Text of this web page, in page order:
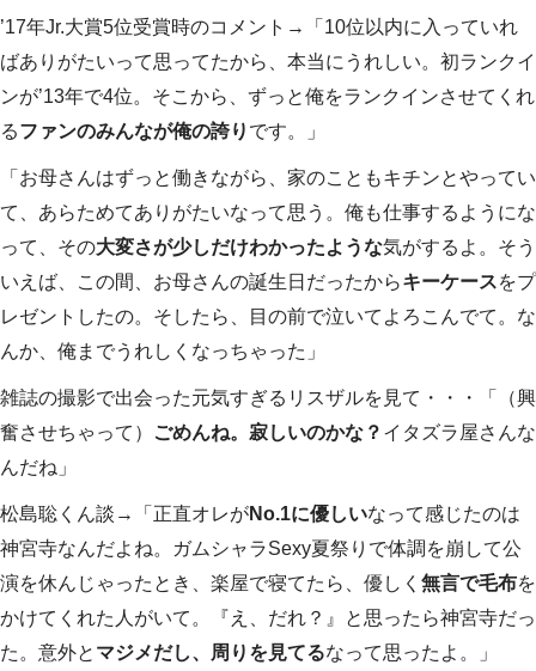
’17年Jr.大賞5位受賞時のコメント→「10位以内に入っていれ
ばありがたいって思ってたから、本当にうれしい。初ランクイ
ンが’13年で4位。そこから、ずっと俺をランクインさせてくれ
るファンのみんなが俺の誇り です。」
「お母さんはずっと働きながら、家のこともキチンとやってい
て、あらためてありがたいなって思う。俺も仕事するようにな
って、その大変さが少しだけわかったような気がするよ。そう
いえば、この間、お母さんの誕生日だったからキーケースをプ
レゼントしたの。そしたら、目の前で泣いてよろこんでて。な
んか、俺までうれしくなっちゃった」
雑誌の撮影で出会った元気すぎるリスザルを見て・・・「（興
奮させちゃって）
ごめんね。寂しいのかな？ イタズラ屋さんな
んだね」
松島聡くん談→「正直オレがNo.1に優しいなって感じたのは
神宮寺なんだよね。ガムシャラSexy夏祭りで体調を崩して公
演を休んじゃったとき、楽屋で寝てたら、優しく 無言で毛布を
かけてくれた人がいて。『え、だれ？』と思ったら神宮寺だっ
た。意外と マジメだし、周りを見てるなって思ったよ。」